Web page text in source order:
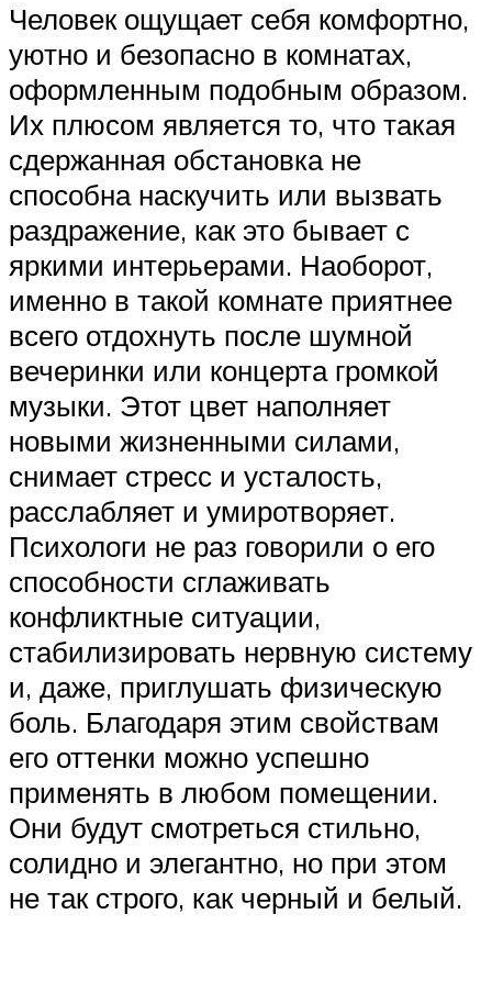
Человек ощущает себя комфортно,
уютно и безопасно в комнатах,
оформленным подобным образом.
Их плюсом является то, что такая
сдержанная обстановка не
способна наскучить или вызвать
раздражение, как это бывает с
яркими интерьерами. Наоборот,
именно в такой комнате приятнее
всего отдохнуть после шумной
вечеринки или концерта громкой
музыки. Этот цвет наполняет
новыми жизненными силами,
снимает стресс и усталость,
расслабляет и умиротворяет.
Психологи не раз говорили о его
способности сглаживать
конфликтные ситуации,
стабилизировать нервную систему
и, даже, приглушать физическую
боль. Благодаря этим свойствам
его оттенки можно успешно
применять в любом помещении.
Они будут смотреться стильно,
солидно и элегантно, но при этом
не так строго, как черный и белый.